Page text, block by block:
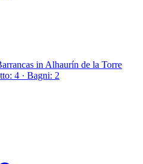
in Alhaurín de la Torre
4 · Bagni: 2